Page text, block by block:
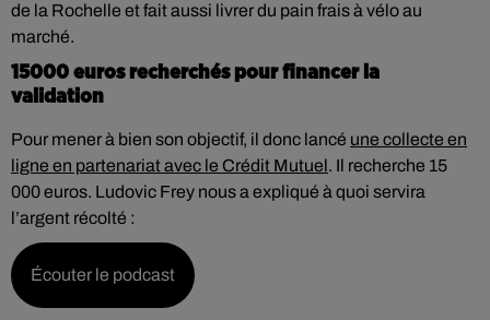
de la Rochelle et fait aussi livrer du pain frais à vélo au
marché.
15000 euros recherchés pour financer la
validation
Pour mener à bien son objectif, il donc lancé une collecte en
ligne en partenariat avec le Crédit Mutuel. Il recherche 15
000 euros. Ludovic Frey nous a expliqué à quoi servira
l’argent récolté :
Écouter le podcast